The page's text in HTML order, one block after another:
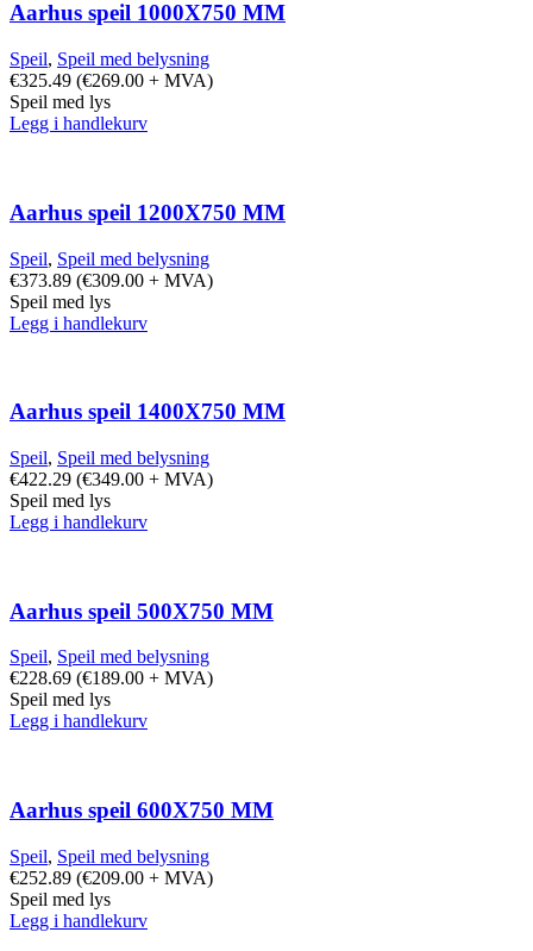
Aarhus speil 1000X750 MM
Speil, Speil med belysning
€325.49 (€269.00 + MVA)
Speil med lys
Legg i handlekurv
Aarhus speil 1200X750 MM
Speil, Speil med belysning
€373.89 (€309.00 + MVA)
Speil med lys
Legg i handlekurv
Aarhus speil 1400X750 MM
Speil, Speil med belysning
€422.29 (€349.00 + MVA)
Speil med lys
Legg i handlekurv
Aarhus speil 500X750 MM
Speil, Speil med belysning
€228.69 (€189.00 + MVA)
Speil med lys
Legg i handlekurv
Aarhus speil 600X750 MM
Speil, Speil med belysning
€252.89 (€209.00 + MVA)
Speil med lys
Legg i handlekurv